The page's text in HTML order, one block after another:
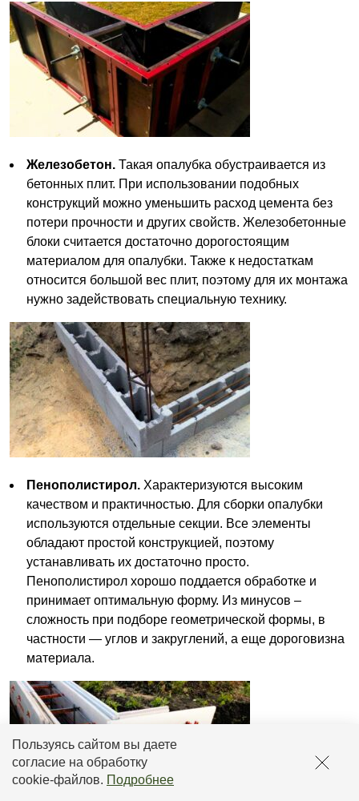
Пользуясь сайтом вы даете
согласие на обработку
cookie-файлов. Подробнее
Железобетон. Такая опалубка обустраивается из
бетонных плит. При использовании подобных
конструкций можно уменьшить расход цемента без
потери прочности и других свойств. Железобетонные
блоки считается достаточно дорогостоящим
материалом для опалубки. Также к недостаткам
относится большой вес плит, поэтому для их монтажа
нужно задействовать специальную технику.
Пенополистирол. Характеризуются высоким
качеством и практичностью. Для сборки опалубки
используются отдельные секции. Все элементы
обладают простой конструкцией, поэтому
устанавливать их достаточно просто.
Пенополистирол хорошо поддается обработке и
принимает оптимальную форму. Из минусов –
сложность при подборе геометрической формы, в
частности — углов и закруглений, а еще дороговизна
материала.